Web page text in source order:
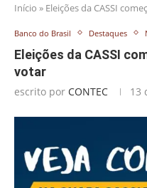
Início » Eleições da CASSI
Banco do Brasil Destaques
Eleições da CASSI
votar
escrito por CONTEC 13